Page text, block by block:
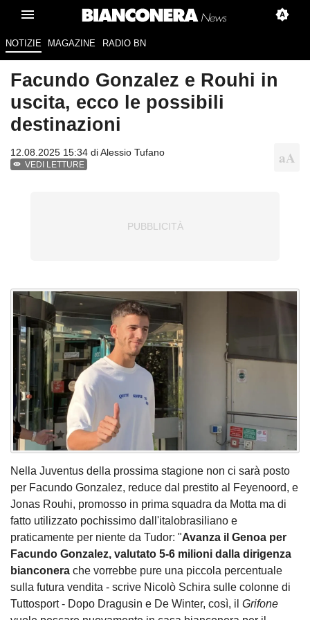
NOTIZIE MAGAZINE RADIO BN
Facundo Gonzalez e Rouhi in
uscita, ecco le possibili
destinazioni
12.08.2025 15:34 diAlessio Tufano
VEDI LETTURE
Nella Juventus della prossima stagione non ci sarà posto
per Facundo Gonzalez, reduce dal prestito al Feyenoord, e
Jonas Rouhi, promosso in prima squadra da Motta ma di
fatto utilizzato pochissimo dall'italobrasiliano e
praticamente per niente da Tudor: "Avanza il Genoa per
Facundo Gonzalez, valutato 5-6 milioni dalla dirigenza
bianconera che vorrebbe pure una piccola percentuale
sulla futura vendita - scrive Nicolò Schira sulle colonne di
Tuttosport - Dopo Dragusin e De Winter, così, il Grifone